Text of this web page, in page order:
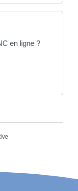
en ligne ?